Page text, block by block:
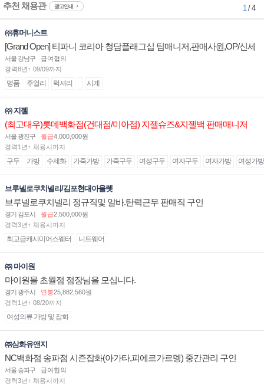
추천 채용관 광고안내 1/ 4
㈜휴머니스트
[Grand Open] 티파니 코리아 청담플래그십 팀매니저,판매사원,OP/신세
계대전 판매사원 채용
서울 강남구
급여협의
경력8년↑ 09/09까지
명품 주얼리 럭셔리 시계
㈜ 지젤
(최고대우)롯데백화점(건대점/미아점) 지젤슈즈&지젤백 판매매니저
(직원) 구인합니다
서울 광진구 월급4,000,000원
경력1년↑ 채용시까지
구두 가방 수제화 가죽가방 가죽구두 여성구두 여자구두 여자가방 여성가방
브루넬로쿠치넬리/김포현대아울렛
브루넬로쿠치넬리 정규직및 알바.탄력근무 판매직 구인
경기 김포시 월급2,500,000원
경력3년↑ 채용시까지
최고급캐시미어스웨터 니트웨어
㈜ 마이원
마이원몰 초월점 점장님을 모십니다.
경기 광주시 연봉25,882,560원
경력1년↑ 08/20까지
여성의류 가방 및 잡화
㈜삼화유앤지
NC백화점 송파점 시즌잡화(아가타,피에르가르뎅) 중간관리 구인
서울 송파구
급여협의
경력3년↑ 채용시까지